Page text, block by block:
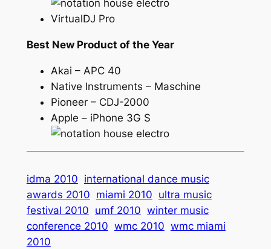
VirtualDJ Pro
Best New Product of the Year
Akai – APC 40
Native Instruments – Maschine
Pioneer – CDJ-2000
Apple – iPhone 3G S
idma 2010 international dance music
awards 2010 miami 2010 ultra music
festival 2010 umf 2010 winter music
conference 2010 wmc 2010 wmc miami
2010